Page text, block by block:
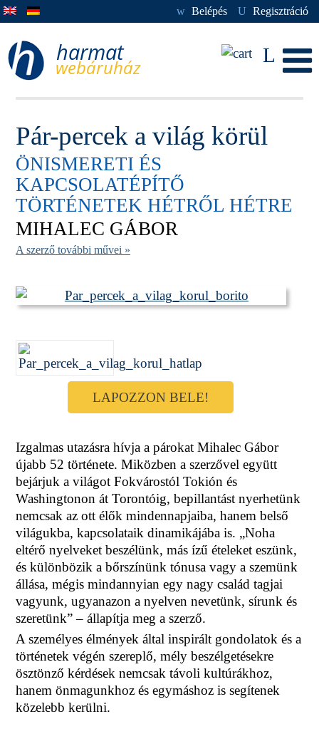
w Belépés U Regisztráció
L
Pár-percek a világ körül
ÖNISMERETI ÉS
KAPCSOLATÉPÍTŐ
TÖRTÉNETEK HÉTRŐL HÉTRE
MIHALEC GÁBOR
A szerző további művei »
LAPOZZON BELE!
Izgalmas utazásra hívja a párokat Mihalec Gábor
újabb 52 története. Miközben a szerzővel együtt
bejárjuk a világot Fokvárostól Tokión és
Washingtonon át Torontóig, bepillantást nyerhetünk
nemcsak az ott élők mindennapjaiba, hanem belső
világukba, kapcsolataik dinamikájába is. „Noha
eltérő nyelveket beszélünk, más ízű ételeket eszünk,
és különbözik a bőrszínünk tónusa vagy a szemünk
állása, mégis mindannyian egy nagy család tagjai
vagyunk, ugyanazon a nyelven nevetünk, sírunk és
szeretünk” – állapítja meg a szerző.
A személyes élmények által inspirált gondolatok és a
történetek végén szereplő, mély beszélgetésekre
ösztönző kérdések nemcsak távoli kultúrákhoz,
hanem önmagunkhoz és egymáshoz is segítenek
közelebb kerülni.